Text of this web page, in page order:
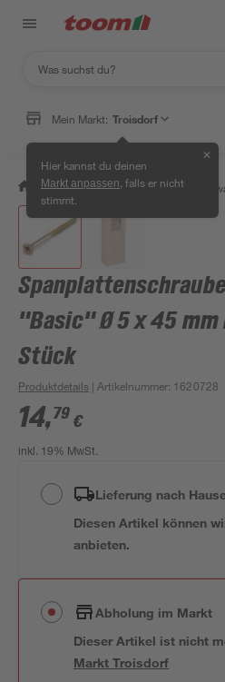
Mein Markt: Troisdorf
Hier kannst du deinen
Markt anpassen , falls er nicht
stimmt.
✕
/ Werkstatt & Maschinen /
"Basic" Ø 5 x 45 mm
Stück
Produktdetails | Artikelnummer: 1620728
14,79 €
inkl. 19% MwSt.
Lieferung nach
Diesen Artikel können
anbieten.
Abholung im Markt
Dieser Artikel ist nicht
MarktTroisdorf